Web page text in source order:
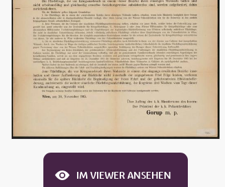
IM VIEWER ANSEHEN